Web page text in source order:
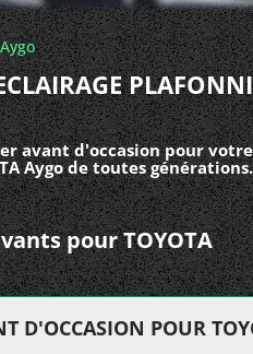
Aygo
avant d'occasion pour votre
Aygo de toutes générations.
pour TOYOTA
D'OCCASION POUR